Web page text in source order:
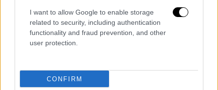
I want to allow Google to enable storage
related to security, including authentication
functionality and fraud prevention, and other
user protection.
CONFIRM